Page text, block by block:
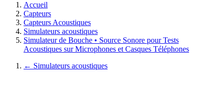
Accueil
Capteurs
Capteurs Acoustiques
Simulateurs acoustiques
Simulateur de Bouche • Source Sonore pour Tests
Acoustiques sur Microphones et Casques Téléphones
← Simulateurs acoustiques